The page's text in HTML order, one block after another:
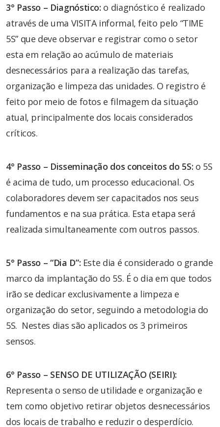
3° Passo – Diagnóstico: o diagnóstico é realizado
através de uma VISITA informal, feito pelo “TIME
5S” que deve observar e registrar como o setor
esta em relação ao acúmulo de materiais
desnecessários para a realização das tarefas,
organização e limpeza das unidades. O registro é
feito por meio de fotos e filmagem da situação
atual, principalmente dos locais considerados
críticos.
4° Passo – Disseminação dos conceitos do 5S: o 5S
é acima de tudo, um processo educacional. Os
colaboradores devem ser capacitados nos seus
fundamentos e na sua prática. Esta etapa será
realizada simultaneamente com outros passos.
5° Passo – “Dia D”: Este dia é considerado o grande
marco da implantação do 5S. É o dia em que todos
irão se dedicar exclusivamente a limpeza e
organização do setor, seguindo a metodologia do
5S. Nestes dias são aplicados os 3 primeiros
sensos.
6° Passo – SENSO DE UTILIZAÇÃO (SEIRI):
Representa o senso de utilidade e organização e
tem como objetivo retirar objetos desnecessários
dos locais de trabalho e reduzir o desperdício.